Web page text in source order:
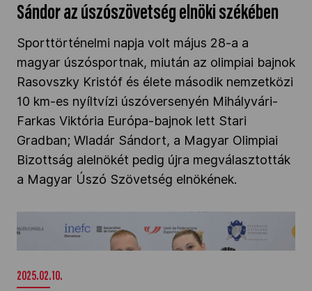
MOB
Kettőskarrier-program
NOB
Társszervezetek
OVEP
Adatbank
Sándor az úszószövetség elnöki székében
Sporttörténelmi napja volt május 28-a a
magyar úszósportnak, miután az olimpiai bajnok
Rasovszky Kristóf és élete második nemzetközi
10 km-es nyíltvízi úszóversenyén Mihályvári-
Farkas Viktória Európa-bajnok lett Stari
Gradban; Wladár Sándort, a Magyar Olimpiai
Bizottság alelnökét pedig újra megválasztották
a Magyar Úszó Szövetség elnökének.
Az olimpiai bronzérmes Muhari Eszter
világkupát nyert Barcelonában" />
2025.02.10.